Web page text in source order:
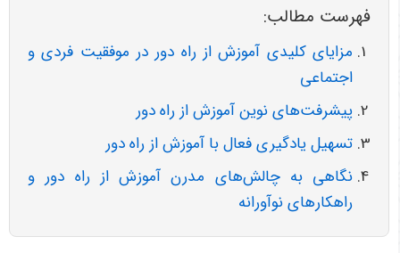
فهرست مطالب:
مزایای کلیدی آموزش از راه دور در موفقیت فردی و
اجتماعی
پیشرفت‌های نوین آموزش از راه دور
تسهیل یادگیری فعال با آموزش از راه دور
نگاهی به چالش‌های مدرن آموزش از راه دور و
راهکارهای نوآورانه